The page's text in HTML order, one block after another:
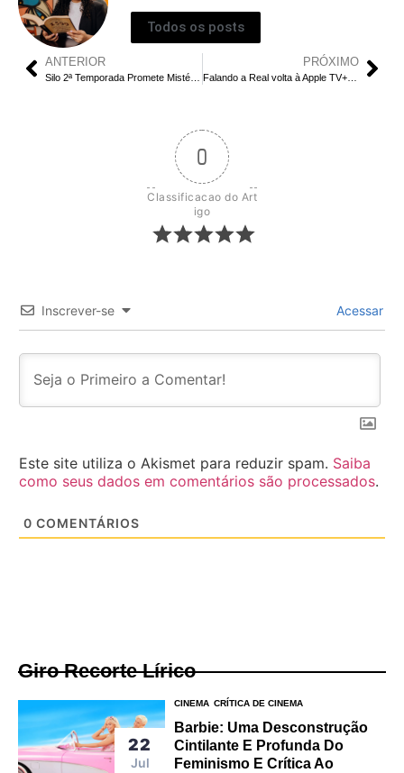
Todos os posts
ANTERIOR PRÓXIMO
Falando a Real volta à Apple TV+: Tudo sobre a 2ª temporada da série
0
Classificacao do Art
igo
Inscrever-se Acessar
Este site utiliza o Akismet para reduzir spam. Saiba
como seus dados em comentários são processados.
0 COMENTÁRIOS
Giro Recorte Lírico
22
Jul
CINEMA CRÍTICA DE CINEMA
Barbie: Uma Desconstrução
Cintilante E Profunda Do
Feminismo E Crítica Ao